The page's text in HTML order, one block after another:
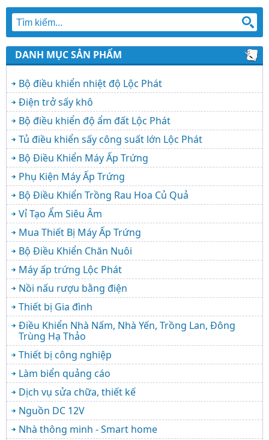
DANH MỤC SẢN PHẨM
Bộ điều khiển nhiệt độ Lộc Phát
Điện trở sấy khô
Bộ điều khiển độ ẩm đất Lộc Phát
Tủ điều khiển sấy công suất lớn Lộc Phát
Bộ Điều Khiển Máy Ấp Trứng
Phụ Kiện Máy Ấp Trứng
Bộ Điều Khiển Trồng Rau Hoa Củ Quả
Vỉ Tạo Ẩm Siêu Âm
Mua Thiết Bị Máy Ấp Trứng
Bộ Điều Khiển Chăn Nuôi
Máy ấp trứng Lộc Phát
Nồi nấu rượu bằng điện
Thiết bị Gia đình
Điều Khiển Nhà Nấm, Nhà Yến, Trồng Lan, Đông
Trùng Hạ Thảo
Thiết bị công nghiệp
Làm biển quảng cáo
Dịch vụ sửa chữa, thiết kế
Nguồn DC 12V
Nhà thông minh - Smart home